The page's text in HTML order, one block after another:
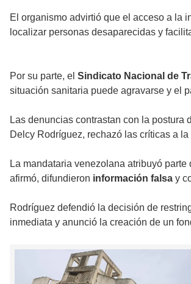
El organismo advirtió que el acceso a la
localizar personas desaparecidas y
Por su parte, el Sindicato Nacional de
situación sanitaria puede agravarse y el
Las denuncias contrastan con la postura
Delcy Rodríguez, rechazó las críticas a
La mandataria venezolana atribuyó
afirmó, difundieron información falsa y
Rodríguez defendió la decisión de
inmediata y anunció la creación de un